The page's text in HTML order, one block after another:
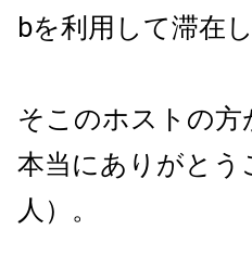
bを利用して滞在
そこのホストの
本当にありがとう
人）。